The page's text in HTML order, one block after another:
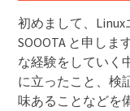
初めまして、
SOOOTA と申しま
な経験をしていく
に立ったこと、検
味あることなどを